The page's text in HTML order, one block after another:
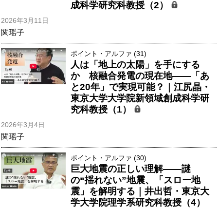
成科学研究科教授（2）
2026年3月11日
関瑶子
ポイント・アルファ (31)
人は「地上の太陽」を手にする
か 核融合発電の現在地――「あ
と20年」で実現可能？｜江尻晶・
東京大学大学院新領域創成科学研
究科教授（1）
2026年3月4日
関瑶子
ポイント・アルファ (30)
巨大地震の正しい理解――謎
の“揺れない”地震、「スロー地
震」を解明する｜井出哲・東京大
学大学院理学系研究科教授（4）